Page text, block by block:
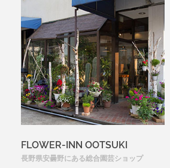
FLOWER-INN OOTSUKI
長野県安曇野にある総合園芸ショップ